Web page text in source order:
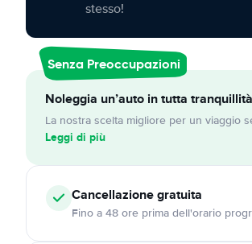
stesso!
Senza Preoccupazioni
Noleggia un’auto in tutta tranquillità
La nostra scelta migliore per un viaggio
Leggi di più
Cancellazionegratuita
Fino a 48 ore prima dell'orario